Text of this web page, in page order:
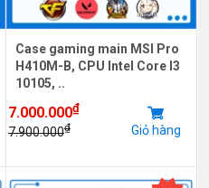
Case gaming main MSI Pro
H410M-B, CPU Intel Core I3
10105, ..
7.000.000₫
7.900.000₫ Giỏ hàng